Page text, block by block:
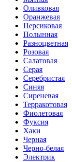
Оливковая
Оранжевая
Персиковая
Полынная
Разноцветная
Розовая
Салатовая
Серая
Серебристая
Синяя
Сиреневая
Терракотовая
Фиолетовая
Фуксия
Хаки
Черная
Черно-белая
Электрик